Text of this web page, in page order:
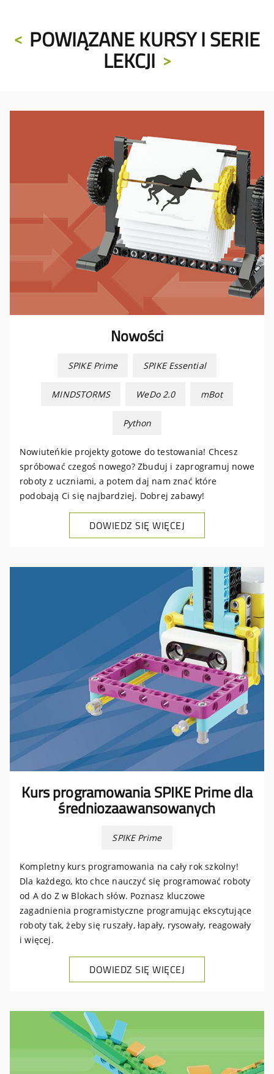
POWIĄZANE KURSY I SERIE
LEKCJI
Nowości
SPIKE Prime SPIKE Essential
MINDSTORMS WeDo 2.0 mBot
Python
Nowiuteńkie projekty gotowe do testowania! Chcesz
spróbować czegoś nowego? Zbuduj i zaprogramuj nowe
roboty z uczniami, a potem daj nam znać które
podobają Ci się najbardziej. Dobrej zabawy!
DOWIEDZ SIĘ WIĘCEJ
Kurs programowania SPIKE Prime dla
średniozaawansowanych
SPIKE Prime
Kompletny kurs programowania na cały rok szkolny!
Dla każdego, kto chce nauczyć się programować roboty
od A do Z w Blokach słów. Poznasz kluczowe
zagadnienia programistyczne programując ekscytujące
roboty tak, żeby się ruszały, łapały, rysowały, reagowały
i więcej.
DOWIEDZ SIĘ WIĘCEJ